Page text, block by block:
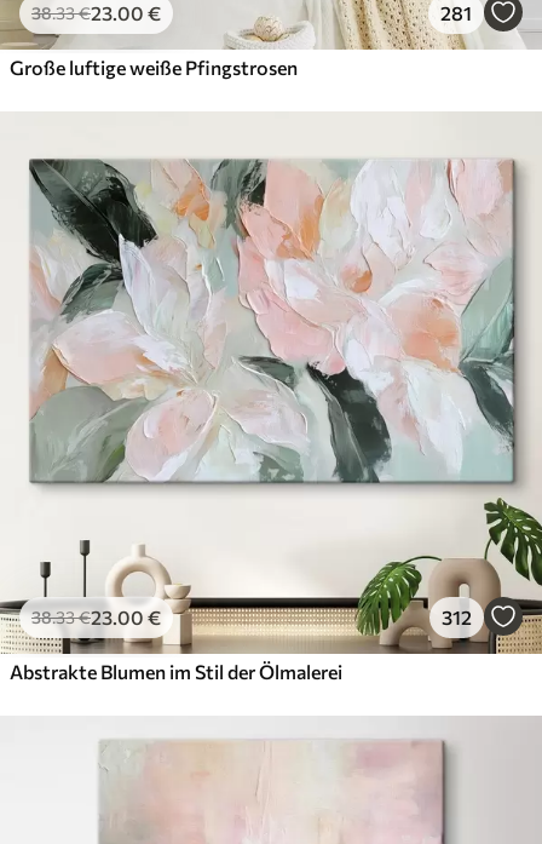
38.33€23.00 € 281
Große luftige weiße Pfingstrosen
38.33€23.00 € 312
Abstrakte Blumen im Stil der Ölmalerei